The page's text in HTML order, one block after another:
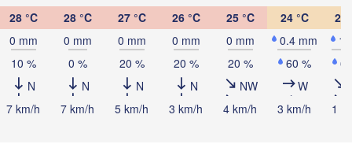
28 °C
0 mm
10 %
N
7 km/h
28 °C
0 mm
0 %
N
7 km/h
27 °C
0 mm
20 %
N
5 km/h
26 °C
0 mm
20 %
N
3 km/h
25 °C
0 mm
20 %
NW
4 km/h
24 °C
0.4 mm
60 %
W
3 km/h
24
1
1
Kingston